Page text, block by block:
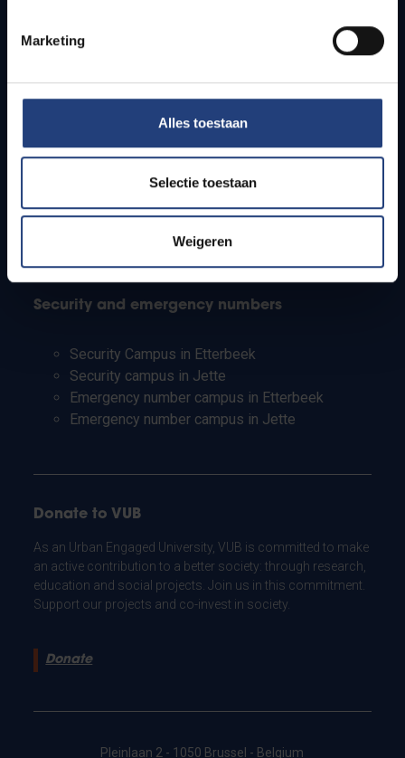
Marketing
Alles toestaan
Selectie toestaan
Weigeren
Students
PhD students
Teachers and secondary schools
Working students
Security and emergency numbers
Security Campus in Etterbeek
Security campus in Jette
Emergency number campus in Etterbeek
Emergency number campus in Jette
Donate to VUB
As an Urban Engaged University, VUB is committed to make
an active contribution to a better society: through research,
education and social projects. Join us in this commitment.
Support our projects and co-invest in society.
Donate
Pleinlaan 2 - 1050 Brussel - Belgium